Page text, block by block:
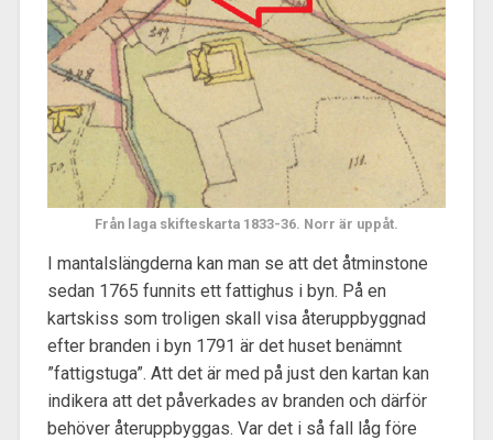
Från laga skifteskarta 1833-36. Norr är uppåt.
I mantalslängderna kan man se att det åtminstone
sedan 1765 funnits ett fattighus i byn. På en
kartskiss som troligen skall visa återuppbyggnad
efter branden i byn 1791 är det huset benämnt
”fattigstuga”. Att det är med på just den kartan kan
indikera att det påverkades av branden och därför
behöver återuppbyggas. Var det i så fall låg före